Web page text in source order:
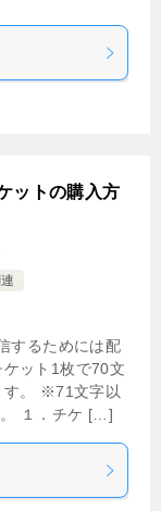
ットの購入方
するためには配
ット1枚で70文
す。 ※71文字以
。 １．チケ […]